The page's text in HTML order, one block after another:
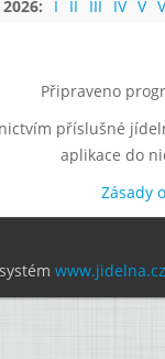
2026:
I II III IV V
Připraveno
příslušné
aplikace do
Zásady
www.jidelna.cz